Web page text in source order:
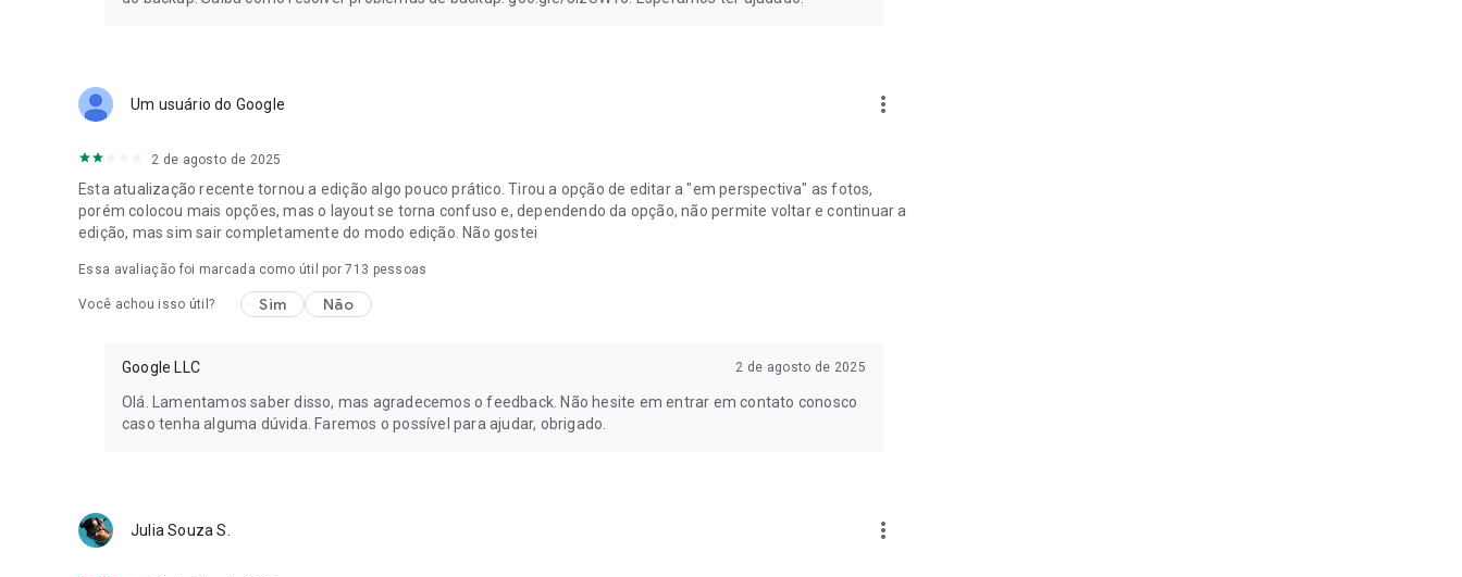
Um usuário do Google more_vert
2 de agosto de 2025
Esta atualização recente tornou a edição algo pouco prático. Tirou a opção de editar a "em perspectiva" as fotos,
porém colocou mais opções, mas o layout se torna confuso e, dependendo da opção, não permite voltar e continuar a
edição, mas sim sair completamente do modo edição. Não gostei
Essa avaliação foi marcada como útil por713 pessoas
Você achou isso útil? Sim Não
Google LLC 2 de agosto de 2025
Olá. Lamentamos saber disso, mas agradecemos o feedback. Não hesite em entrar em contato conosco
caso tenha alguma dúvida. Faremos o possível para ajudar, obrigado.
Julia Souza S. more_vert